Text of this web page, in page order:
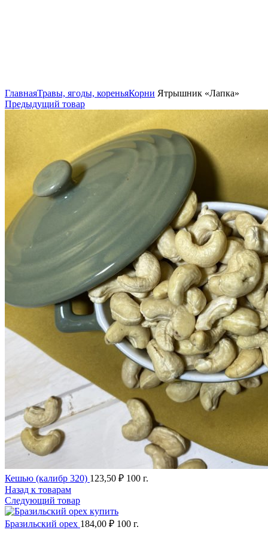
ГлавнаяТравы, ягоды, кореньяКорни Ятрышник «Лапка»
Предыдущий товар
Кешью (калибр 320) 123,50 ₽ 100 г.
Назад к товарам
Следующий товар
Бразильский орех 184,00 ₽ 100 г.